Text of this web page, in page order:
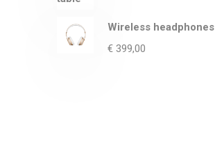
Wireless headphones
€399,00